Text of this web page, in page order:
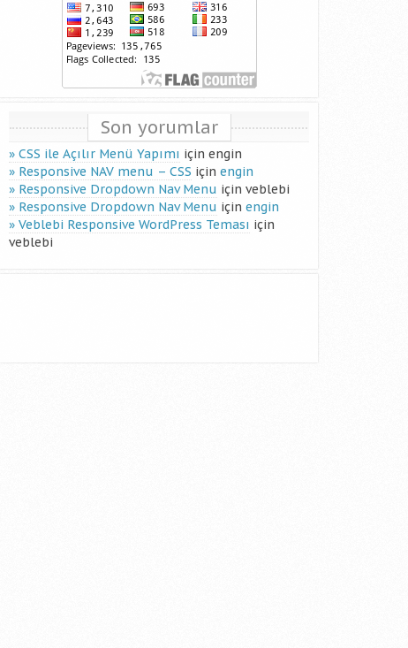
Son yorumlar
CSS ile Açılır Menü Yapımı için engin
Responsive NAV menu – CSS için engin
Responsive Dropdown Nav Menu için veblebi
Responsive Dropdown Nav Menu için engin
Veblebi Responsive WordPress Teması için
veblebi